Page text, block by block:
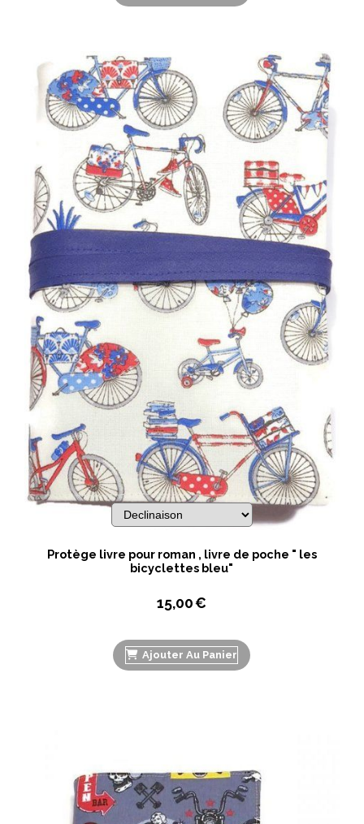
Protège livre pour roman , livre de poche " les
bicyclettes bleu"
15,00€
Ajouter Au Panier